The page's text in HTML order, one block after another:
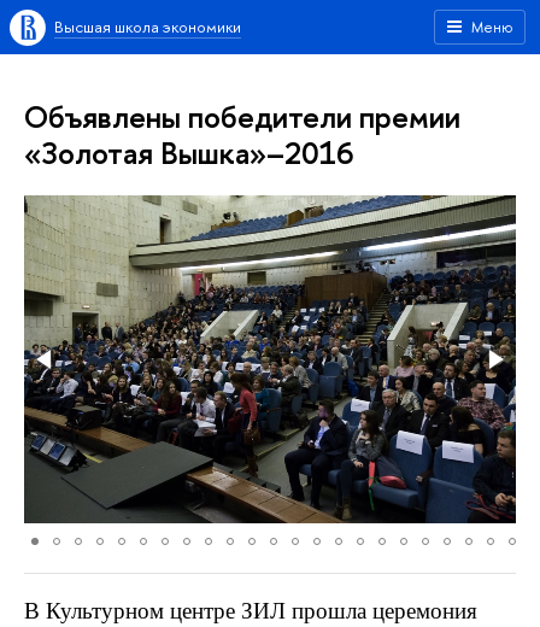
Меню
Высшая школа экономики
Объявлены победители премии
«Золотая Вышка»–2016
В Культурном центре ЗИЛ прошла церемония